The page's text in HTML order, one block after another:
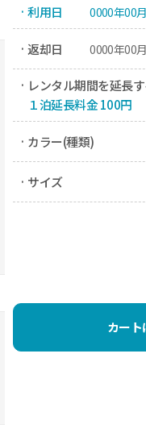
· 利用日 0000年00
· 返却日 0000年00
· レンタル期間を延長
１泊延長料金 100円
· カラー(種類)
· サイズ
カート